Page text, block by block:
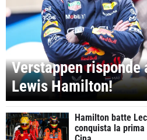
Verstappen risponde
Lewis Hamilton!
Hamilton batte
conquista la